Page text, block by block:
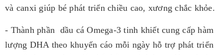
và canxi giúp bé phát triển chiều cao, xương chắc khỏe.
- Thành phần dầu cá Omega-3 tinh khiết cung cấp hàm
lượng DHA theo khuyến cáo mỗi ngày hỗ trợ phát triển